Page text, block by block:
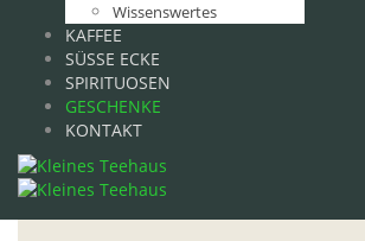
Wissenswertes
KAFFEE
SÜSSE ECKE
SPIRITUOSEN
GESCHENKE
KONTAKT